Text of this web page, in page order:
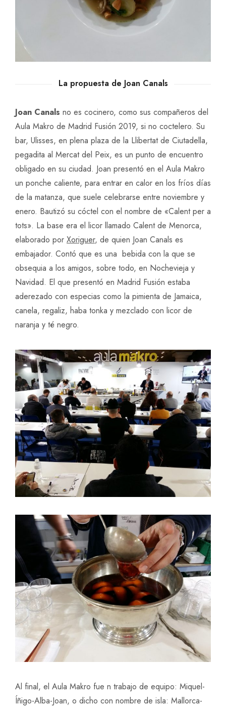
La propuesta de Joan Canals
Joan Canals no es cocinero, como sus compañeros del
Aula Makro de Madrid Fusión 2019, si no coctelero. Su
bar, Ulisses, en plena plaza de la Llibertat de Ciutadella,
pegadita al Mercat del Peix, es un punto de encuentro
obligado en su ciudad. Joan presentó en el Aula Makro
un ponche caliente, para entrar en calor en los fríos días
de la matanza, que suele celebrarse entre noviembre y
enero. Bautizó su cóctel con el nombre de «Calent per a
tots». La base era el licor llamado Calent de Menorca,
elaborado por Xoriguer, de quien Joan Canals es
embajador. Contó que es una bebida con la que se
obsequia a los amigos, sobre todo, en Nochevieja y
Navidad. El que presentó en Madrid Fusión estaba
aderezado con especias como la pimienta de Jamaica,
canela, regaliz, haba tonka y mezclado con licor de
naranja y té negro.
Al final, el Aula Makro fue n trabajo de equipo: Miquel-
Íñigo-Alba-Joan, o dicho con nombre de isla: Mallorca-